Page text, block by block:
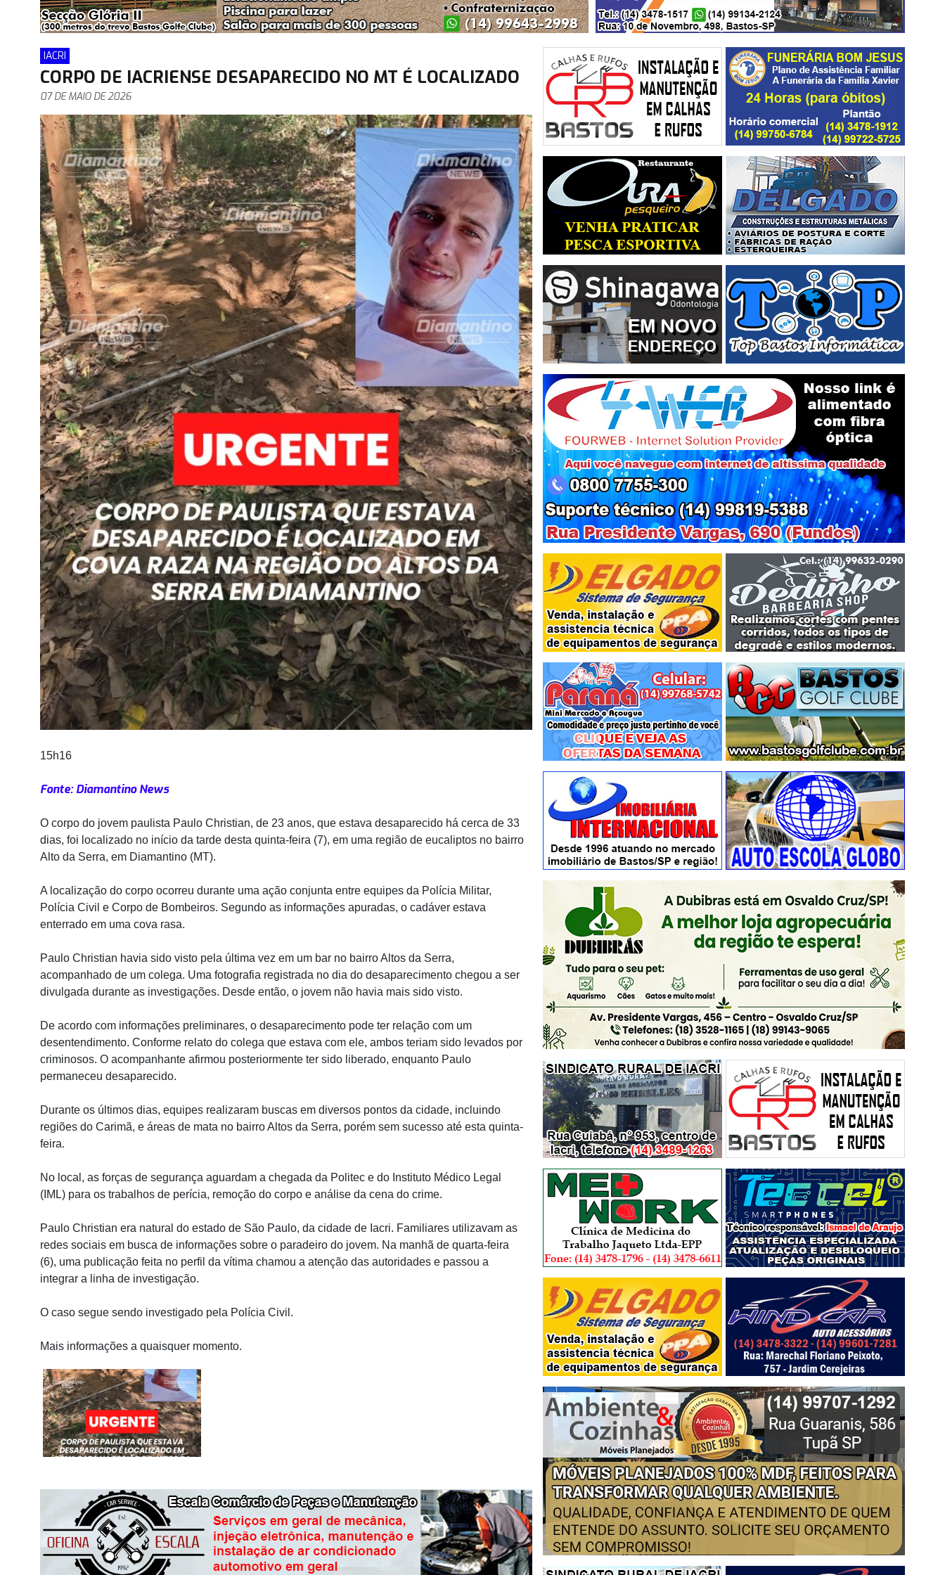
IACRI
CORPO DE IACRIENSE DESAPARECIDO NO MT É LOCALIZADO
07 DE MAIO DE 2026
15h16
Fonte: Diamantino News
O corpo do jovem paulista Paulo Christian, de 23 anos, que estava desaparecido há cerca de 33
dias, foi localizado no início da tarde desta quinta-feira (7), em uma região de eucaliptos no bairro
Alto da Serra, em Diamantino (MT).
A localização do corpo ocorreu durante uma ação conjunta entre equipes da Polícia Militar,
Polícia Civil e Corpo de Bombeiros. Segundo as informações apuradas, o cadáver estava
enterrado em uma cova rasa.
Paulo Christian havia sido visto pela última vez em um bar no bairro Altos da Serra,
acompanhado de um colega. Uma fotografia registrada no dia do desaparecimento chegou a ser
divulgada durante as investigações. Desde então, o jovem não havia mais sido visto.
De acordo com informações preliminares, o desaparecimento pode ter relação com um
desentendimento. Conforme relato do colega que estava com ele, ambos teriam sido levados por
criminosos. O acompanhante afirmou posteriormente ter sido liberado, enquanto Paulo
permaneceu desaparecido.
Durante os últimos dias, equipes realizaram buscas em diversos pontos da cidade, incluindo
regiões do Carimã, e áreas de mata no bairro Altos da Serra, porém sem sucesso até esta quinta-
feira.
No local, as forças de segurança aguardam a chegada da Politec e do Instituto Médico Legal
(IML) para os trabalhos de perícia, remoção do corpo e análise da cena do crime.
Paulo Christian era natural do estado de São Paulo, da cidade de Iacri. Familiares utilizavam as
redes sociais em busca de informações sobre o paradeiro do jovem. Na manhã de quarta-feira
(6), uma publicação feita no perfil da vítima chamou a atenção das autoridades e passou a
integrar a linha de investigação.
O caso segue sendo investigado pela Polícia Civil.
Mais informações a quaisquer momento.